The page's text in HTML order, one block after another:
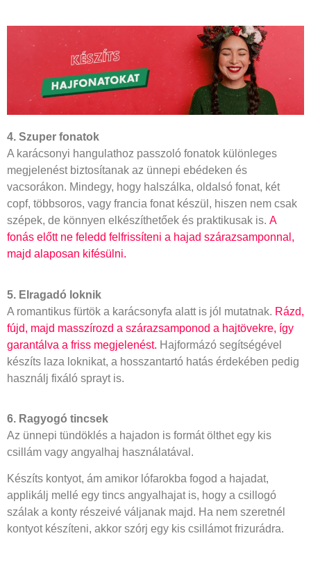
4. Szuper fonatok
A karácsonyi hangulathoz passzoló fonatok különleges
megjelenést biztosítanak az ünnepi ebédeken és
vacsorákon. Mindegy, hogy halszálka, oldalsó fonat, két
copf, többsoros, vagy francia fonat készül, hiszen nem csak
szépek, de könnyen elkészíthetőek és praktikusak is. A
fonás előtt ne feledd felfrissíteni a hajad szárazsamponnal,
majd alaposan kifésülni.
5. Elragadó loknik
A romantikus fürtök a karácsonyfa alatt is jól mutatnak. Rázd,
fújd, majd masszírozd a szárazsamponod a hajtövekre, így
garantálva a friss megjelenést. Hajformázó segítségével
készíts laza loknikat, a hosszantartó hatás érdekében pedig
használj fixáló sprayt is.
6. Ragyogó tincsek
Az ünnepi tündöklés a hajadon is formát ölthet egy kis
csillám vagy angyalhaj használatával.
Készíts kontyot, ám amikor lófarokba fogod a hajadat,
applikálj mellé egy tincs angyalhajat is, hogy a csillogó
szálak a konty részeivé váljanak majd. Ha nem szeretnél
kontyot készíteni, akkor szórj egy kis csillámot frizurádra.